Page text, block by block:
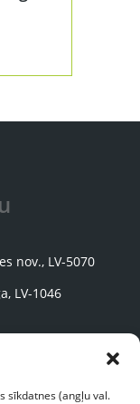
sīkdatnes (angļu val.
nov., LV-5070
LV-1046